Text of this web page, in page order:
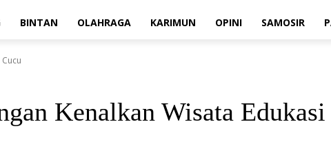
BINTAN OLAHRAGA KARIMUN OPINI SAMOSIR
Kenalkan Wisata Edukasi